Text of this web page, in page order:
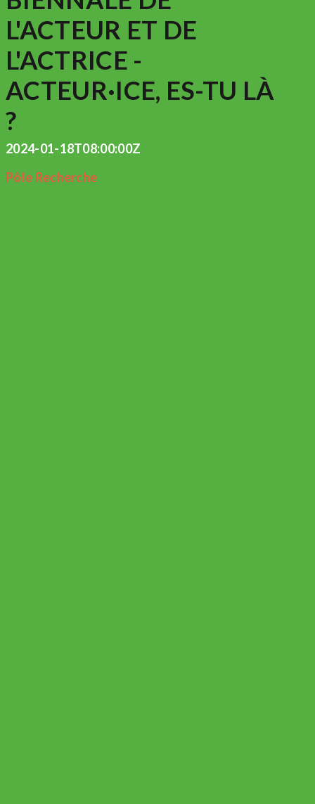
L'ACTEUR ET DE
L'ACTRICE -
ACTEUR·ICE, ES-TU LÀ
?
2024-01-18T08:00:00Z
Pôle Recherche